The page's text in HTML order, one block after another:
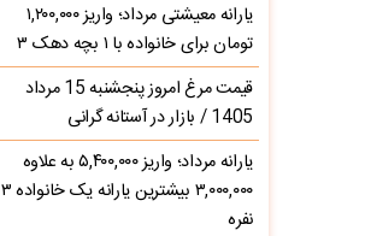
یارانه معیشتی مرداد؛ واریز ۱,۲۰۰,۰۰۰
تومان برای خانواده با ۱ بچه دهک ۳
قیمت مرغ امروز پنجشنبه 15 مرداد
1405 / بازار در آستانه گرانی
یارانه مرداد؛ واریز ۵,۴۰۰,۰۰۰ به علاوه
۳,۰۰۰,۰۰۰ بیشترین یارانه یک خانواده ۳
نفره